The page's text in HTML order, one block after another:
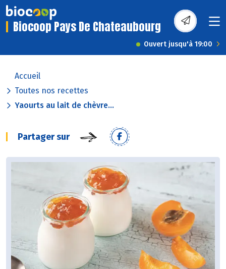
Biocoop Pays De Chateaubourg
Ouvert jusqu'à 19:00
Accueil
Toutes nos recettes
Yaourts au lait de chèvre...
Partager sur